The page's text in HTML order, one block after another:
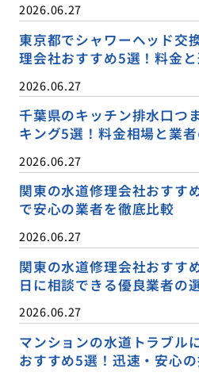
2026.06.27
東京都でシャワーヘッド交
理会社おすすめ5選！料金
2026.06.27
千葉県のキッチン排水口つ
キング5選！料金相場と業
2026.06.27
関東の水道修理会社おすす
で安心の業者を徹底比較
2026.06.27
関東の水道修理会社おすす
日に相談できる優良業者の
2026.06.27
マンションの水道トラブル
おすすめ5選！迅速・安心